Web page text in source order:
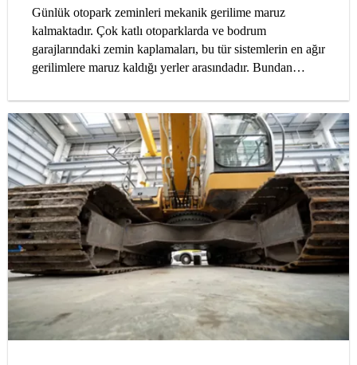
Günlük otopark zeminleri mekanik gerilime maruz
kalmaktadır. Çok katlı otoparklarda ve bodrum
garajlarındaki zemin kaplamaları, bu tür sistemlerin en ağır
gerilimlere maruz kaldığı yerler arasındadır. Bundan
sahip kaplamalara ihtiyaç duyar. Bu makalede, kapalı
otoparkların zemin kaplamalarındaki aşınma direncini
ölçmek için geliştirdiğimiz otopark aşındırma testimiz
hakkında bilgiler sunacağız.